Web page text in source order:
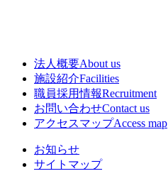
法人概要About us
施設紹介Facilities
職員採用情報Recruitment
お問い合わせContact us
アクセスマップAccess map
お知らせ
サイトマップ